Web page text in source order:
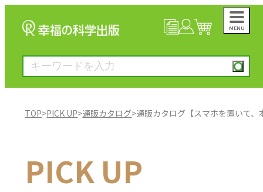
MENU
一般書
TOP>PICK UP>通販カタログ>通販カタログ【スマホを置いて
PICK UP